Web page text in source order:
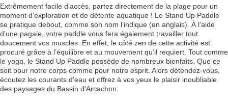
Extrêmement facile d’accès, partez directement de la plage pour un
moment d’exploration et de détente aquatique ! Le Stand Up Paddle
se pratique debout, comme son nom l’indique (en anglais). À l’aide
d’une pagaie, votre paddle vous fera également travailler tout
doucement vos muscles. En effet, le côté zen de cette activité est
procuré grâce à l’équilibre et au mouvement qu’il requiert. Tout comme
le yoga, le Stand Up Paddle possède de nombreux bienfaits. Que ce
soit pour notre corps comme pour notre esprit. Alors détendez-vous,
écoutez les courants d'eau et offrez à vos yeux le plaisir inoubliable
des paysages du Bassin d'Arcachon.